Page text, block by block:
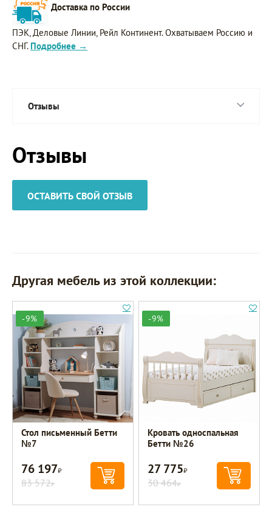
Доставка по России
ПЭК, Деловые Линии, Рейл Континент. Охватываем Россию и
СНГ. Подробнее →
Отзывы
Отзывы
ОСТАВИТЬ СВОЙ ОТЗЫВ
Другая мебель из этой коллекции:
-9%
Стол письменный Бетти
№7
76 197Р
83 572Р
-9%
Кровать односпальная
Бетти №26
27 775Р
30 464Р